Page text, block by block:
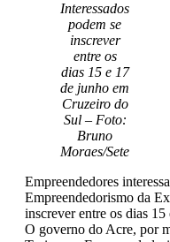
Interessados
podem se
inscrever
entre os
dias 15 e 17
de junho em
Cruzeiro do
Sul – Foto:
Bruno
Moraes/Sete
Empreendedores
Empreendedorismo da
inscrever entre os dias
O governo do Acre, por